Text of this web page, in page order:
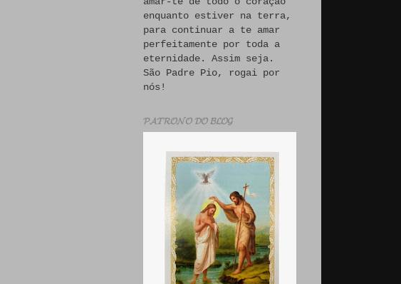
enquanto estiver na terra,
para continuar a te amar
perfeitamente por toda a
eternidade. Assim seja.
São Padre Pio, rogai por
nós!
𝓟𝓐𝓣𝓡𝓞𝓝𝓞 𝓓𝓞 𝓑𝓛𝓞𝓖